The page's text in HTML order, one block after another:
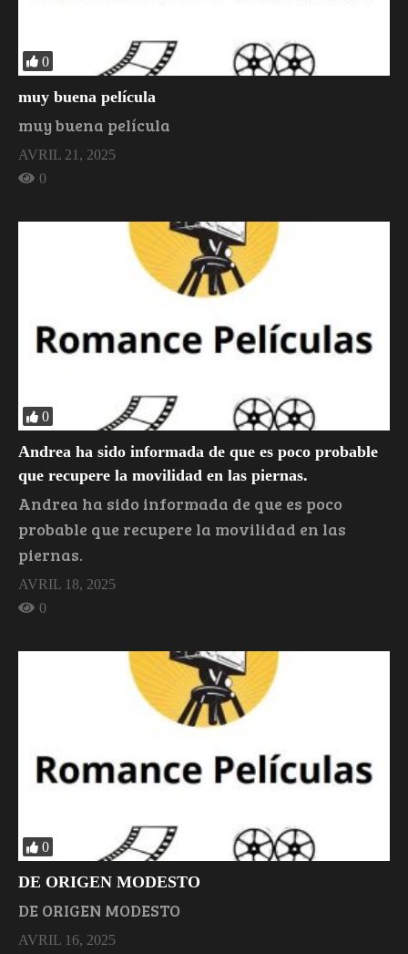
0
muy buena película
muy buena película
AVRIL 21, 2025
0
0
Andrea ha sido informada de que es poco probable
que recupere la movilidad en las piernas.
Andrea ha sido informada de que es poco
probable que recupere la movilidad en las
piernas.
AVRIL 18, 2025
0
0
DE ORIGEN MODESTO
DE ORIGEN MODESTO
AVRIL 16, 2025